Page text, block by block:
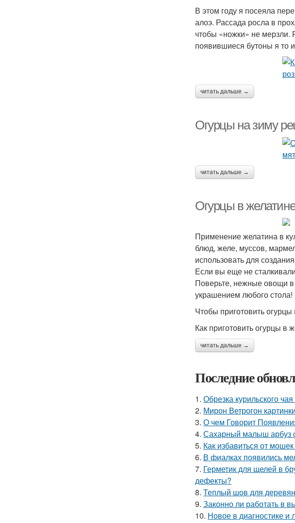
В этом году я посеяла
алоэ. Рассада росла в
чтобы «ножки» не мерзли.
появившиеся бутоны я то
читать дальше →
Огурцы на зиму
читать дальше →
Огурцы в
Применение желатина в
блюд, желе, муссов,
использовать для
Если вы еще не
Поверьте, нежные овощи в
украшением любого стола!
Чтобы приготовить
Как приготовить огурцы в
читать дальше →
Последние
1. Обрезка курильского
2. Мирон Ветрогон
3. О чем Говорит
4. Сахарный малыш арбуз
5. Как избавиться от
6. В фиалках появились
7. Герметик для щелей в
дефекты?
8. Теплый шов для
9. Законно ли работать в
10. Новое в диагностике и